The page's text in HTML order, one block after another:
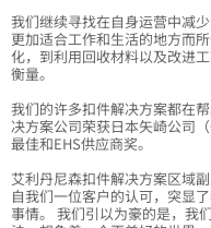
我们继续寻找在自身运营中减
更加适合工作和生活的地方而
化，到利用回收材料以及改进
衡量。
我们的许多扣件解决方案都在
决方案公司荣获日本矢崎公司
最佳和EHS供应商奖。
艾利丹尼森扣件解决方案区域
自我们一位客户的认可，突显
事情。 我们引以为豪的是，我